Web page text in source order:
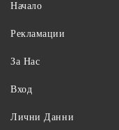
Начало
Рекламации
За Нас
Вход
Лични Данни